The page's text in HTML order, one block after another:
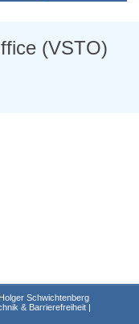
(VSTO)
Schwichtenberg
& Barrierefreiheit |